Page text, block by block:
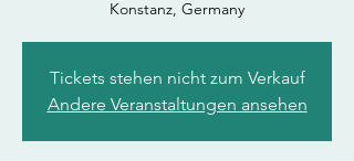
Konstanz, Germany
Tickets stehen nicht zum Verkauf
Andere Veranstaltungen ansehen